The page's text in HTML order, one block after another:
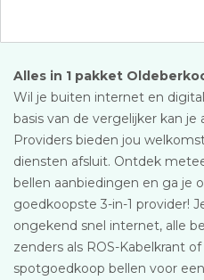
Alles in 1 pakket
Wil je buiten internet en
basis van de vergelijker kan je
Providers bieden jou
diensten afsluit. Ontdek
bellen aanbiedingen en ga je
goedkoopste 3-in-1 provider!
ongekend snel internet, alle
zenders als ROS-Kabelkrant
spotgoedkoop bellen voor